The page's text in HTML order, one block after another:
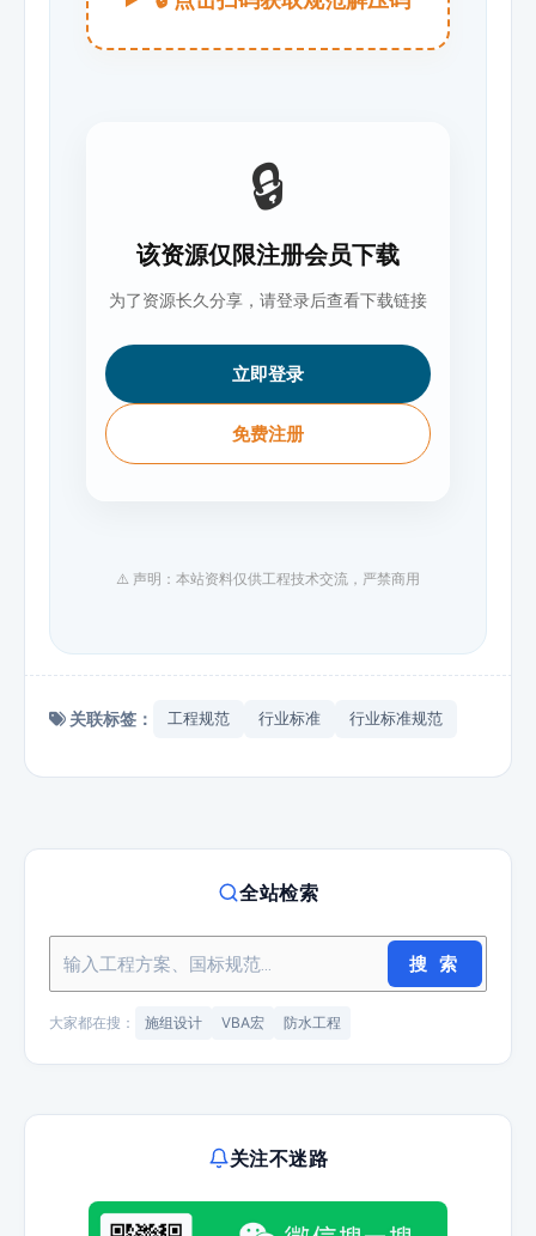
🔒
该资源仅限注册会员下载
为了资源长久分享，请登录后查看下载链接
立即登录
免费注册
⚠️ 声明：本站资料仅供工程技术交流，严禁商用
关联标签： 工程规范 行业标准 行业标准规范
全站检索
搜 索
大家都在搜： 施组设计 VBA宏 防水工程
关注不迷路